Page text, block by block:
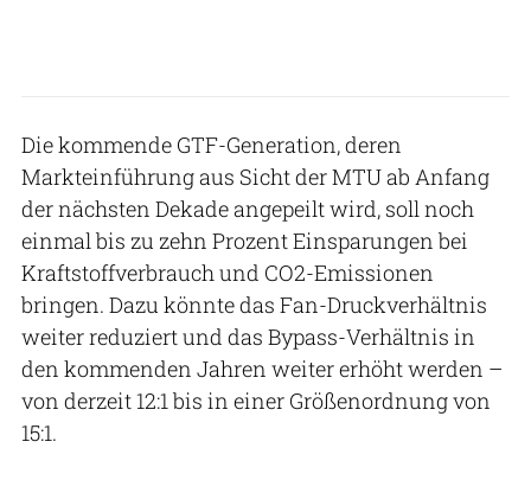
Die kommende GTF-Generation, deren
Markteinführung aus Sicht der MTU ab Anfang
der nächsten Dekade angepeilt wird, soll noch
einmal bis zu zehn Prozent Einsparungen bei
Kraftstoffverbrauch und CO2-Emissionen
bringen. Dazu könnte das Fan-Druckverhält­nis
weiter reduziert und das Bypass-Verhältnis in
den kommenden Jahren weiter erhöht wer­den –
von derzeit 12:1 bis in einer Größenordnung von
15:1.